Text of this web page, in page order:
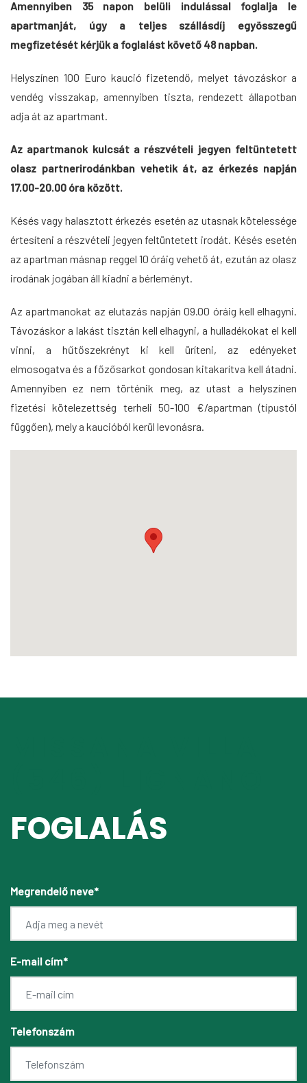
Amennyiben 35 napon belüli indulással foglalja le
apartmanját, úgy a teljes szállásdíj egyösszegű
megfizetését kérjük a foglalást követő 48 napban.
Helyszínen 100 Euro kaució fizetendő, melyet távozáskor a
vendég visszakap, amennyiben tiszta, rendezett állapotban
adja át az apartmant.
Az apartmanok kulcsát a részvételi jegyen feltüntetett
olasz partnerirodánkban vehetik át, az érkezés napján
17.00-20.00 óra között.
Késés vagy halasztott érkezés esetén az utasnak kötelessége
értesíteni a részvételi jegyen feltüntetett irodát. Késés esetén
az apartman másnap reggel 10 óráig vehető át, ezután az olasz
irodának jogában áll kiadni a bérleményt.
Az apartmanokat az elutazás napján 09.00 óráig kell elhagyni.
Távozáskor a lakást tisztán kell elhagyni, a hulladékokat el kell
vinni, a hűtőszekrényt ki kell üríteni, az edényeket
elmosogatva és a főzősarkot gondosan kitakarítva kell átadni.
Amennyiben ez nem történik meg, az utast a helyszínen
fizetési kötelezettség terheli 50-100 €/apartman (típustól
függően), mely a kaucióból kerül levonásra.
FOGLALÁS
Megrendelő neve*
E-mail cím*
Telefonszám